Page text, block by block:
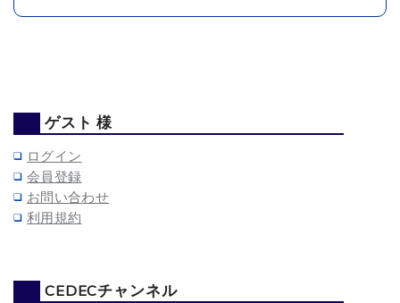
ゲスト 様
ログイン
会員登録
お問い合わせ
利用規約
CEDECチャンネル